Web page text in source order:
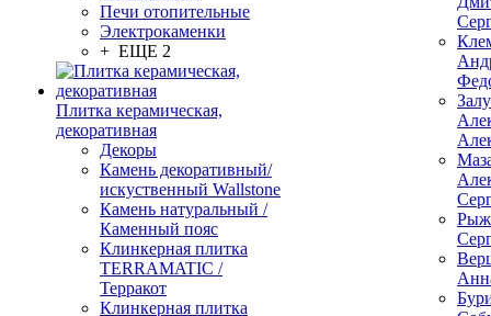
Печи отопительные
Электрокаменки
+ ЕЩЕ 2
Плитка керамическая,
декоративная
Декоры
Камень декоративный/
искуственный Wallstone
Камень натуральный /
Каменный пояс
Клинкерная плитка
TERRAMATIC /
Терракот
Клинкерная плитка